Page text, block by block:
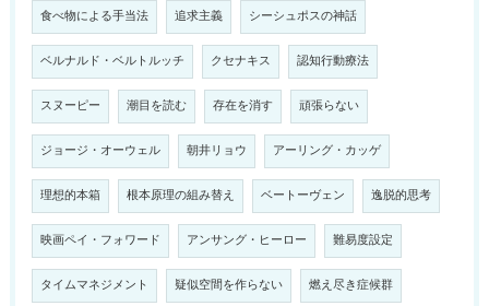
食べ物による手当法 追求主義 シーシュポスの神話
ベルナルド・ベルトルッチ クセナキス 認知行動療法
スヌーピー 潮目を読む 存在を消す 頑張らない
ジョージ・オーウェル 朝井リョウ アーリング・カッゲ
理想的本箱 根本原理の組み替え ベートーヴェン 逸脱的思考
映画ペイ・フォワード アンサング・ヒーロー 難易度設定
タイムマネジメント 疑似空間を作らない 燃え尽き症候群